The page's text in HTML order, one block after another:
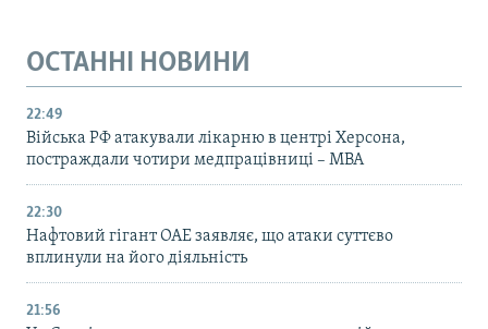
ОСТАННІ НОВИНИ
22:49
Війська РФ атакували лікарню в центрі Херсона,
постраждали чотири медпрацівниці – МВА
22:30
Нафтовий гігант ОАЕ заявляє, що атаки суттєво
вплинули на його діяльність
21:56